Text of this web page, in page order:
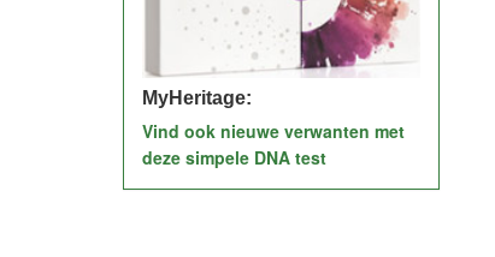
MyHeritage:
Vind ook nieuwe verwanten met
deze simpele DNA test